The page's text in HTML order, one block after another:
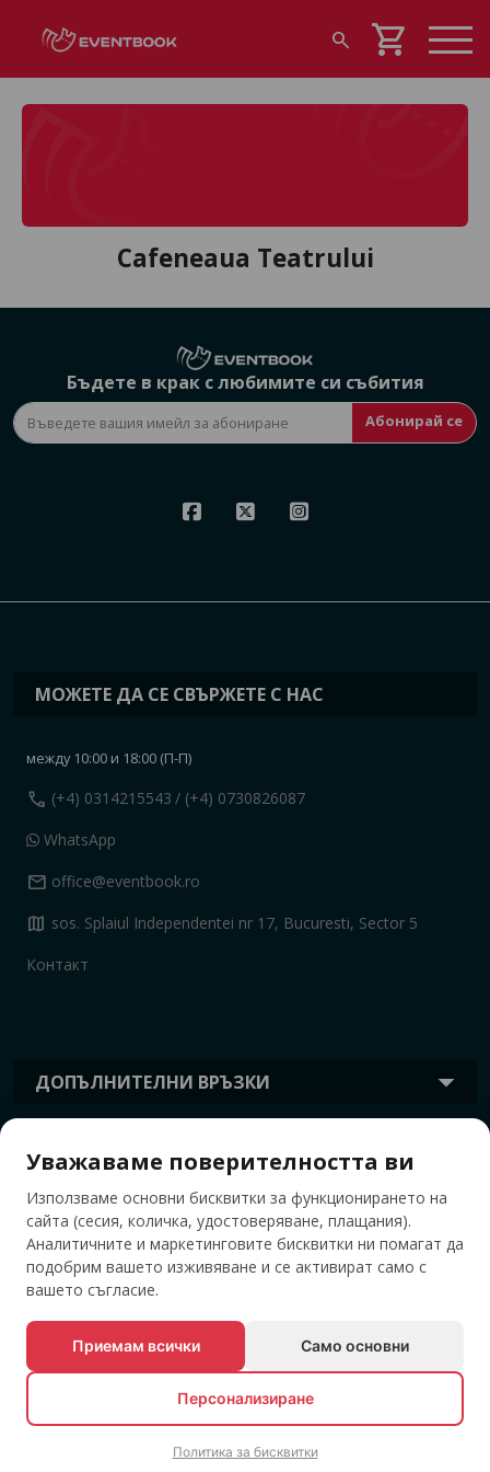
search shopping_cart
Cafeneaua Teatrului
Бъдете в крак с любимите си събития
Абонирай се
ДОПЪЛНИТЕЛНИ ВРЪЗКИ
ИНФОРМАЦИЯ
МОЖЕТЕ ДА СЕ СВЪРЖЕТЕ С НАС
между 10:00 и 18:00 (П-П)
call (+4) 0314215543 / (+4) 0730826087
WhatsApp
mail office@eventbook.ro
map sos. Splaiul Independentei nr 17, Bucuresti, Sector 5
Контакт
ТАГОВЕ
© Всички права запазени EVENTBOOK SRL.
Уважаваме поверителността ви
Използваме основни бисквитки за функционирането на
сайта (сесия, количка, удостоверяване, плащания).
Аналитичните и маркетинговите бисквитки ни помагат да
подобрим вашето изживяване и се активират само с
вашето съгласие.
Приемам всички Само основни
Персонализиране
Политика за бисквитки